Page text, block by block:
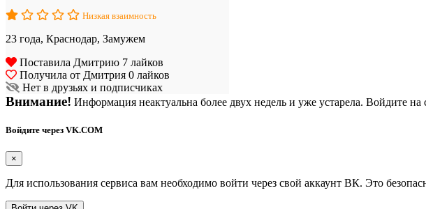
Низкая взаимность
23 года, Краснодар, Замужем
Поставила Дмитрию 7 лайков
Получила от Дмитрия 0 лайков
Нет в друзьях и подписчиках
Внимание! Информация неактуальна более двух недель и уже устарела. Войдите на
Войдите через VK.COM
×
Для использования сервиса вам необходимо войти через свой аккаунт ВК. Это